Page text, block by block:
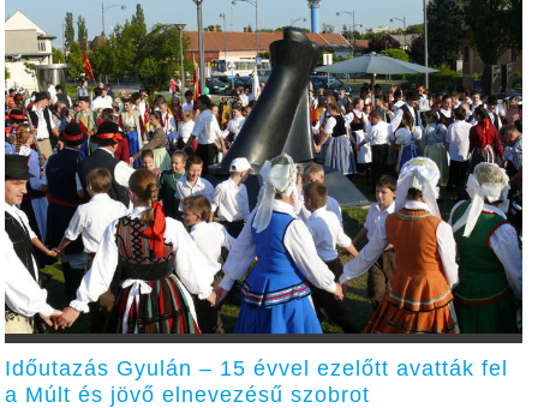
Időutazás Gyulán – 15 évvel ezelőtt avatták fel
a Múlt és jövő elnevezésű szobrot